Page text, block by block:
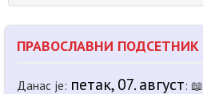
ПРАВОСЛАВНИ ПОДСЕТНИК
Данас је: петак, 07. август: 📖